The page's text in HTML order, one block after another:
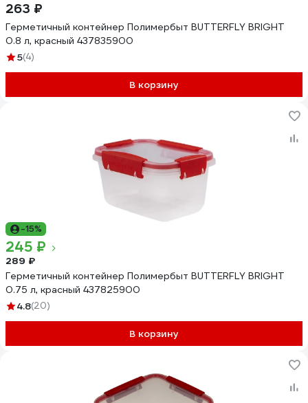
263 ₽
Герметичный контейнер Полимербыт BUTTERFLY BRIGHT
0.8 л, красный 437835900
5(4)
В корзину
-15%
245 ₽
289 ₽
Герметичный контейнер Полимербыт BUTTERFLY BRIGHT
0.75 л, красный 437825900
4.8(20)
В корзину